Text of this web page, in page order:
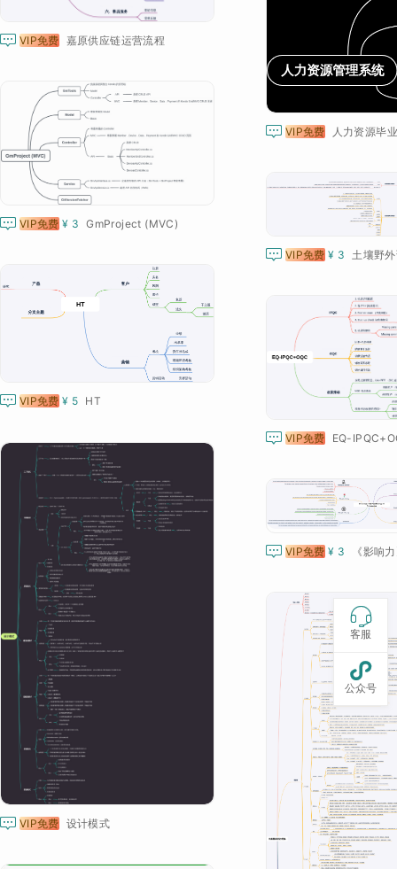
 VIP免费 嘉原供应链运营流程
 VIP免费 人力资源毕
 VIP免费 ¥ 3 GmProject (MVC)
 VIP免费 ¥ 3 土壤野
 VIP免费 ¥ 5 HT
 VIP免费 EQ-
 VIP免费 设计模式
 VIP免费 ¥ 3 《影响

客服

公众号